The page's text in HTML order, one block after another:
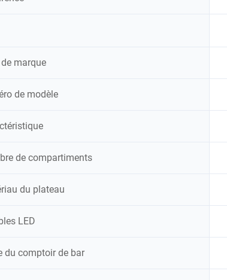
marque
de modèle
de compartiments
du plateau
LED
du comptoir de bar